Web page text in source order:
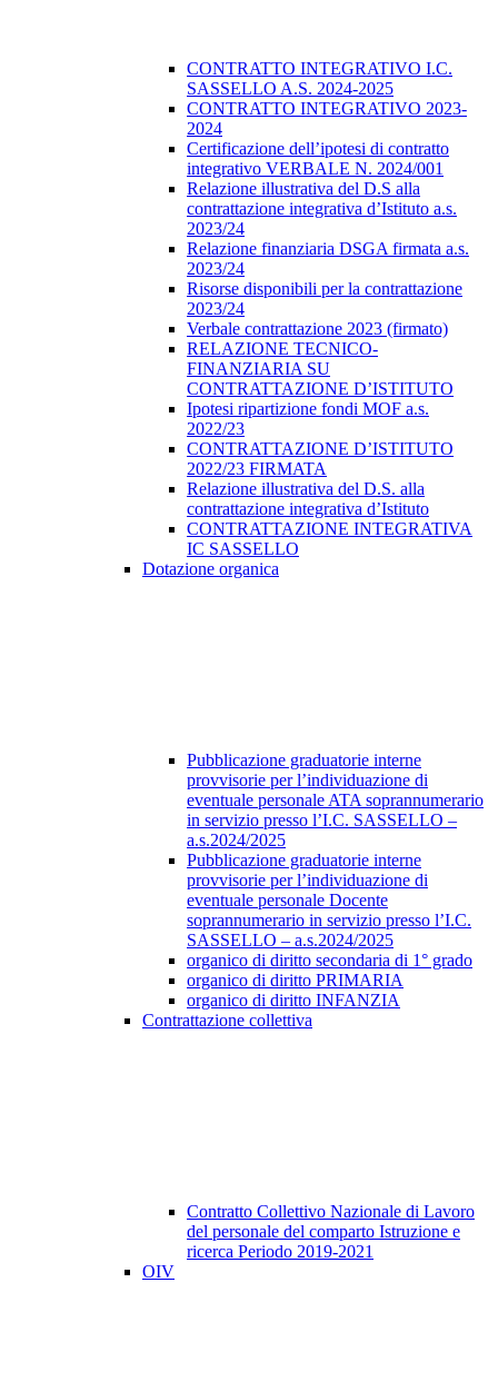
CONTRATTO INTEGRATIVO I.C.
SASSELLO A.S. 2024-2025
CONTRATTO INTEGRATIVO 2023-
2024
Certificazione dell’ipotesi di contratto
integrativo VERBALE N. 2024/001
Relazione illustrativa del D.S alla
contrattazione integrativa d’Istituto a.s.
2023/24
Relazione finanziaria DSGA firmata a.s.
2023/24
Risorse disponibili per la contrattazione
2023/24
Verbale contrattazione 2023 (firmato)
RELAZIONE TECNICO-
FINANZIARIA SU
CONTRATTAZIONE D’ISTITUTO
Ipotesi ripartizione fondi MOF a.s.
2022/23
CONTRATTAZIONE D’ISTITUTO
2022/23 FIRMATA
Relazione illustrativa del D.S. alla
contrattazione integrativa d’Istituto
CONTRATTAZIONE INTEGRATIVA
IC SASSELLO
Dotazione organica
Pubblicazione graduatorie interne
provvisorie per l’individuazione di
eventuale personale ATA soprannumerario
in servizio presso l’I.C. SASSELLO –
a.s.2024/2025
Pubblicazione graduatorie interne
provvisorie per l’individuazione di
eventuale personale Docente
soprannumerario in servizio presso l’I.C.
SASSELLO – a.s.2024/2025
organico di diritto secondaria di 1° grado
organico di diritto PRIMARIA
organico di diritto INFANZIA
Contrattazione collettiva
Contratto Collettivo Nazionale di Lavoro
del personale del comparto Istruzione e
ricerca Periodo 2019-2021
OIV